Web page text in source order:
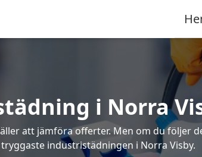
i Norra
att jämföra offerter. Men om du följer
industristädningen i Norra Visby.